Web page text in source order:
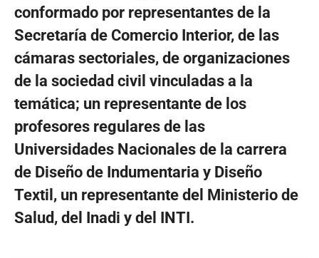
conformado por representantes de la
Secretaría de Comercio Interior, de las
cámaras sectoriales, de organizaciones
de la sociedad civil vinculadas a la
temática; un representante de los
profesores regulares de las
Universidades Nacionales de la carrera
de Diseño de Indumentaria y Diseño
Textil, un representante del Ministerio de
Salud, del Inadi y del INTI.